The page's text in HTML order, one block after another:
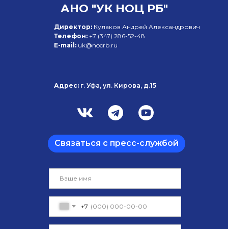
+7
АНО "УК НОЦ РБ"
Директор: Кулаков Андрей Александрович
Телефон: +7 (347) 286-52-48
E-mail: uk@nocrb.ru
Адрес: г. Уфа, ул. Кирова, д.15
Связаться с пресс-службой